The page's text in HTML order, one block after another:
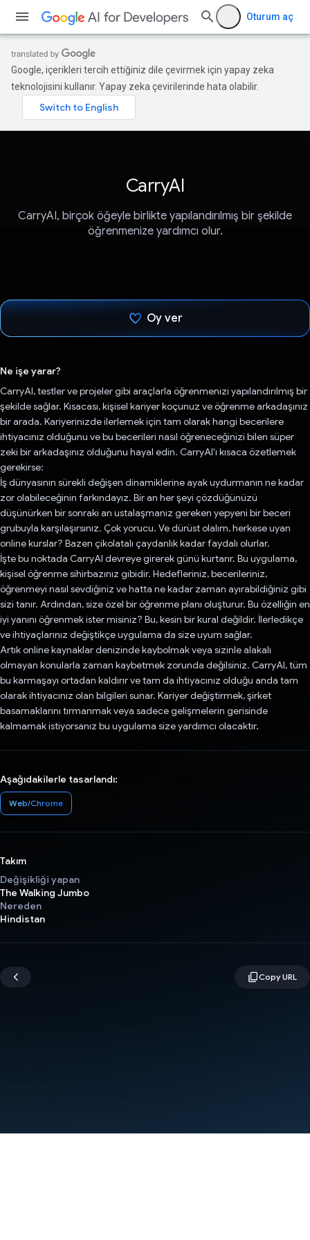
Oturum aç
Google, içerikleri tercih ettiğiniz dile çevirmek için yapay zeka
teknolojisini kullanır. Yapay zeka çevirilerinde hata olabilir.
CarryAI
CarryAI, birçok öğeyle birlikte yapılandırılmış bir şekilde
öğrenmenize yardımcı olur.
Oy ver
Ne işe yarar?
CarryAI, testler ve projeler gibi araçlarla öğrenmenizi yapılandırılmış bir
şekilde sağlar. Kısacası, kişisel kariyer koçunuz ve öğrenme arkadaşınız
bir arada. Kariyerinizde ilerlemek için tam olarak hangi becerilere
ihtiyacınız olduğunu ve bu becerileri nasıl öğreneceğinizi bilen süper
zeki bir arkadaşınız olduğunu hayal edin. CarryAI'ı kısaca özetlemek
gerekirse:
İş dünyasının sürekli değişen dinamiklerine ayak uydurmanın ne kadar
zor olabileceğinin farkındayız. Bir an her şeyi çözdüğünüzü
düşünürken bir sonraki an ustalaşmanız gereken yepyeni bir beceri
grubuyla karşılaşırsınız. Çok yorucu. Ve dürüst olalım, herkese uyan
online kurslar? Bazen çikolatalı çaydanlık kadar faydalı olurlar.
İşte bu noktada CarryAI devreye girerek günü kurtarır. Bu uygulama,
kişisel öğrenme sihirbazınız gibidir. Hedefleriniz, becerileriniz,
öğrenmeyi nasıl sevdiğiniz ve hatta ne kadar zaman ayırabildiğiniz gibi
sizi tanır. Ardından, size özel bir öğrenme planı oluşturur. Bu özelliğin en
iyi yanını öğrenmek ister misiniz? Bu, kesin bir kural değildir. İlerledikçe
ve ihtiyaçlarınız değiştikçe uygulama da size uyum sağlar.
Artık online kaynaklar denizinde kaybolmak veya sizinle alakalı
olmayan konularla zaman kaybetmek zorunda değilsiniz. CarryAI, tüm
bu karmaşayı ortadan kaldırır ve tam da ihtiyacınız olduğu anda tam
olarak ihtiyacınız olan bilgileri sunar. Kariyer değiştirmek, şirket
basamaklarını tırmanmak veya sadece gelişmelerin gerisinde
kalmamak istiyorsanız bu uygulama size yardımcı olacaktır.
Aşağıdakilerle tasarlandı:
Web/Chrome
Takım
Değişikliği yapan
The Walking Jumbo
Nereden
Hindistan